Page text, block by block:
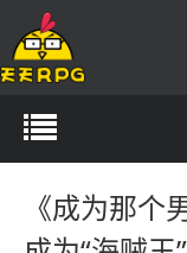
导航切换
《成为那个